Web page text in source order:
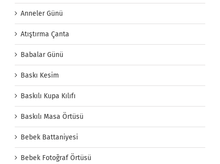
Anneler Günü
Atıştırma Çanta
Babalar Günü
Baskı Kesim
Baskılı Kupa Kılıfı
Baskılı Masa Örtüsü
Bebek Battaniyesi
Bebek Fotoğraf Örtüsü